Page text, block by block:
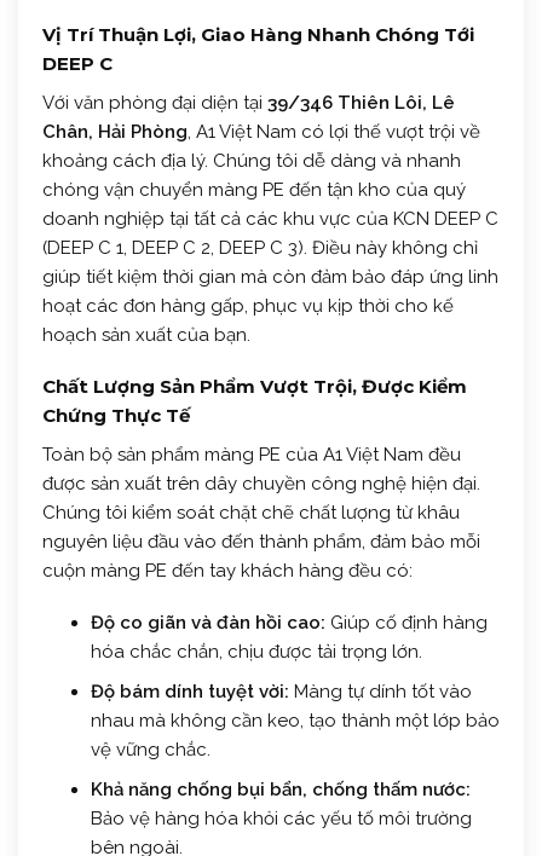
Vị Trí Thuận Lợi, Giao Hàng Nhanh Chóng Tới
DEEP C
Với văn phòng đại diện tại 39/346 Thiên Lôi, Lê
Chân, Hải Phòng , A1 Việt Nam có lợi thế vượt trội về
khoảng cách địa lý. Chúng tôi dễ dàng và nhanh
chóng vận chuyển màng PE đến tận kho của quý
doanh nghiệp tại tất cả các khu vực của KCN DEEP C
(DEEP C 1, DEEP C 2, DEEP C 3). Điều này không chỉ
giúp tiết kiệm thời gian mà còn đảm bảo đáp ứng linh
hoạt các đơn hàng gấp, phục vụ kịp thời cho kế
hoạch sản xuất của bạn.
Chất Lượng Sản Phẩm Vượt Trội, Được Kiểm
Chứng Thực Tế
Toàn bộ sản phẩm màng PE của A1 Việt Nam đều
được sản xuất trên dây chuyền công nghệ hiện đại.
Chúng tôi kiểm soát chặt chẽ chất lượng từ khâu
nguyên liệu đầu vào đến thành phẩm, đảm bảo mỗi
cuộn màng PE đến tay khách hàng đều có:
Độ co giãn và đàn hồi cao: Giúp cố định hàng
hóa chắc chắn, chịu được tải trọng lớn.
Độ bám dính tuyệt vời: Màng tự dính tốt vào
nhau mà không cần keo, tạo thành một lớp bảo
vệ vững chắc.
Khả năng chống bụi bẩn, chống thấm nước:
Bảo vệ hàng hóa khỏi các yếu tố môi trường
bên ngoài.